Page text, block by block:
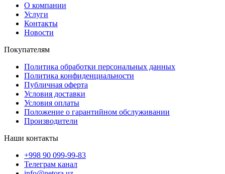
О компании
Услуги
Контакты
Новости
Покупателям
Политика обработки персональных данных
Политика конфиденциальности
Публичная оферта
Условия доставки
Условия оплаты
Положение о гарантийном обслуживании
Производители
Наши контакты
+998 90 099-99-83
Телеграм канал